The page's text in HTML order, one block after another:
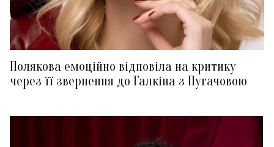
Полякова емоційно відповіла на критику
через її звернення до Галкіна з Пугачовою